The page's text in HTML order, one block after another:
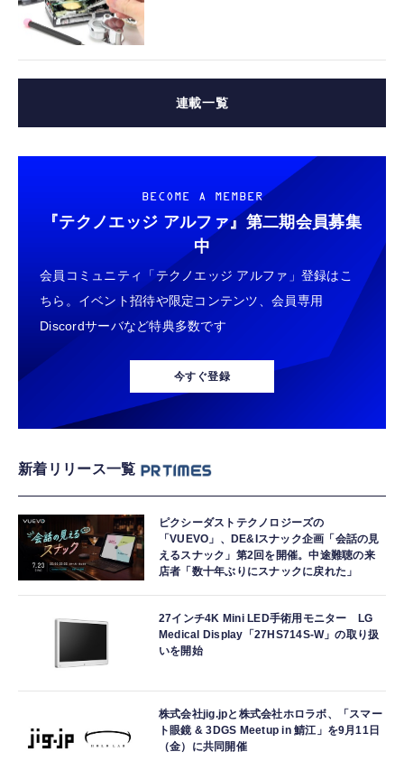
連載一覧
BECOME A MEMBER
『テクノエッジ アルファ』 第二期会員募集
中
会員コミュニティ「テクノエッジ アルファ」登録はこ
ちら。イベント招待や限定コンテンツ、会員専用
Discordサーバなど特典多数です
今すぐ登録
新着リリース一覧
ピクシーダストテクノロジーズの
「VUEVO」、DE&Iスナック企画「会話の見
えるスナック」第2回を開催。中途難聴の来
店者「数十年ぶりにスナックに戻れた」
27インチ4K Mini LED手術用モニター LG
Medical Display「27HS714S-W」の取り扱
いを開始
株式会社jig.jpと株式会社ホロラボ、「スマー
ト眼鏡 & 3DGS Meetup in 鯖江」を9月11日
（金）に共同開催